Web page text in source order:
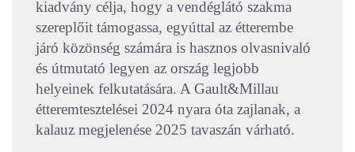
kiadvány célja, hogy a vendéglátó szakma
szereplőit támogassa, egyúttal az étterembe
járó közönség számára is hasznos olvasnivaló
és útmutató legyen az ország legjobb
helyeinek felkutatására. A Gault&Millau
étteremtesztelései 2024 nyara óta zajlanak, a
kalauz megjelenése 2025 tavaszán várható.